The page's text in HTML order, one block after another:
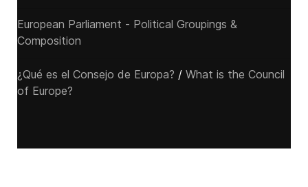
European Parliament - Political Groupings &
Composition
¿Qué es el Consejo de Europa? / What is the Council
of Europe?